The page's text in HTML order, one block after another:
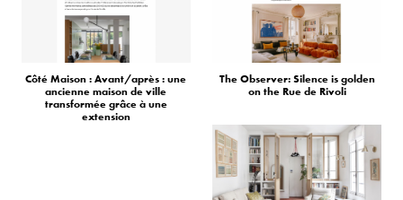
Côté Maison : Avant/après : une
ancienne maison de ville
transformée grâce à une
extension
The Observer: Silence is golden
on the Rue de Rivoli